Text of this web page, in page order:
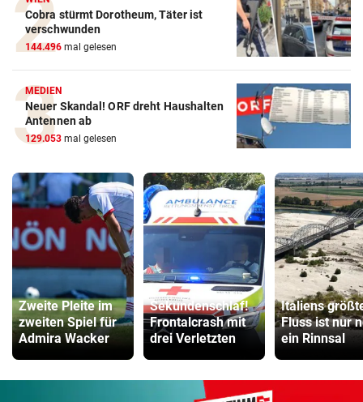
Cobra stürmt Dorotheum, Täter ist
verschwunden
144.496 mal gelesen
MEDIEN
Neuer Skandal! ORF dreht Haushalten
Antennen ab
129.053 mal gelesen
Zweite Pleite im
zweiten Spiel für
Admira Wacker
Sekundenschlaf!
Frontalcrash mit
drei Verletzten
Italiens
Fluss ist nur
ein Rinnsal